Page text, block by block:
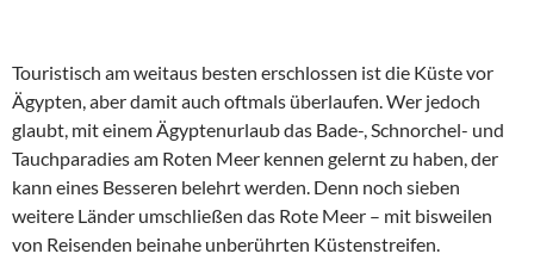
Touristisch am weitaus besten erschlossen ist die Küste vor
Ägypten, aber damit auch oftmals überlaufen. Wer jedoch
glaubt, mit einem Ägyptenurlaub das Bade-, Schnorchel- und
Tauchparadies am Roten Meer kennen gelernt zu haben, der
kann eines Besseren belehrt werden. Denn noch sieben
weitere Länder umschließen das Rote Meer – mit bisweilen
von Reisenden beinahe unberührten Küstenstreifen.